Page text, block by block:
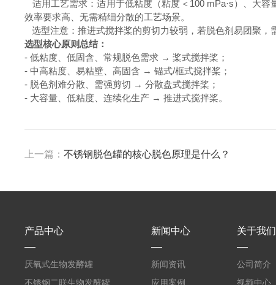
适用工艺需求：适用于低粘度（粘度＜100 mPa·s）、大
效率要求高、无需精细分散的工艺场景。
选型注意：推进式搅拌桨的剪切力较弱，若脱色剂易团聚，
选型核心原则总结：
- 低粘度、低固含、常规脱色需求 → 桨式搅拌桨；
- 中高粘度、易粘壁、高固含 → 锚式/框式搅拌桨；
- 脱色剂难分散、需强剪切 → 分散盘式搅拌桨；
- 大容量、低粘度、连续化生产 → 推进式搅拌桨。
上一篇：不锈钢脱色罐的核心脱色原理是什么？
产品中心
厌氧式生物发酵罐
不锈钢二联生物发酵罐
新闻中心
新闻资讯
应用案例
关于我们
公司简介
视频中心